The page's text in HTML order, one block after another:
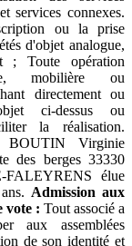
services connexes.
ou la prise
d'objet analogue,
; Toute opération
mobilière ou
directement ou
ci-dessus ou
la réalisation.
Virginie
des berges 33330
FALEYRENS élue
Admission aux
vote : Tout associé a
aux assemblées
de son identité et